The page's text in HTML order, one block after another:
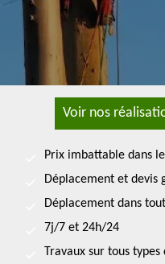
Voir nos
Prix imbattable dans
Déplacement et devis
Déplacement dans
7j/7 et 24h/24
Travaux sur tous